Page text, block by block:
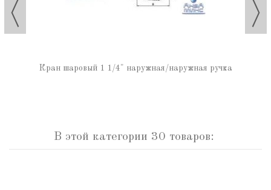
Кран шаровый 1 1/4" наружная/наружная ручка
В этой категории 30 товаров: